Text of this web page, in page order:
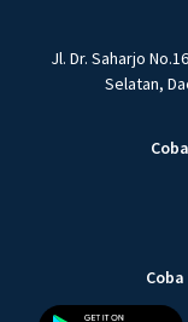
Jl. Dr. Saharjo
Selatan,